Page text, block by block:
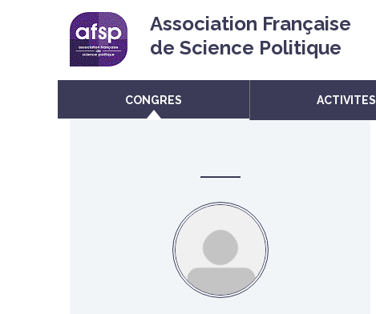
Association Française
de Science Politique
CONGRES ACTIVITES